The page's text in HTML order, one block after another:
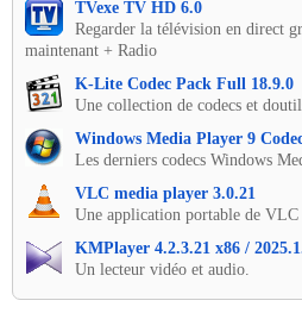
TVexe TV HD 6.0
Regarder la télévision en direct
maintenant + Radio
K-Lite Codec Pack Full 18.9.0
Une collection de codecs et
Windows Media Player 9
Les derniers codecs Windows
VLC media player 3.0.21
Une application portable de VLC
KMPlayer 4.2.3.21 x86 /
Un lecteur vidéo et audio.